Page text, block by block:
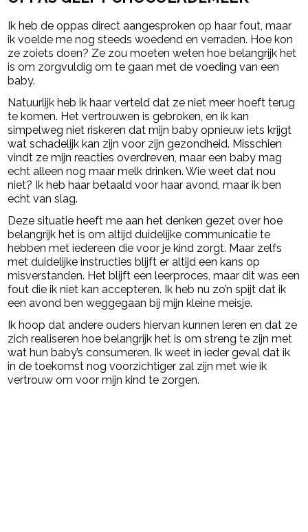
Ik heb de oppas direct aangesproken op haar fout, maar
ik voelde me nog steeds woedend en verraden. Hoe kon
ze zoiets doen? Ze zou moeten weten hoe belangrijk het
is om zorgvuldig om te gaan met de voeding van een
baby.
Natuurlijk heb ik haar verteld dat ze niet meer hoeft terug
te komen. Het vertrouwen is gebroken, en ik kan
simpelweg niet riskeren dat mijn baby opnieuw iets krijgt
wat schadelijk kan zijn voor zijn gezondheid. Misschien
vindt ze mijn reacties overdreven, maar een baby mag
echt alleen nog maar melk drinken. Wie weet dat nou
niet? Ik heb haar betaald voor haar avond, maar ik ben
echt van slag.
Deze situatie heeft me aan het denken gezet over hoe
belangrijk het is om altijd duidelijke communicatie te
hebben met iedereen die voor je kind zorgt. Maar zelfs
met duidelijke instructies blijft er altijd een kans op
misverstanden. Het blijft een leerproces, maar dit was een
fout die ik niet kan accepteren. Ik heb nu zo’n spijt dat ik
een avond ben weggegaan bij mijn kleine meisje.
Ik hoop dat andere ouders hiervan kunnen leren en dat ze
zich realiseren hoe belangrijk het is om streng te zijn met
wat hun baby’s consumeren. Ik weet in ieder geval dat ik
in de toekomst nog voorzichtiger zal zijn met wie ik
vertrouw om voor mijn kind te zorgen.